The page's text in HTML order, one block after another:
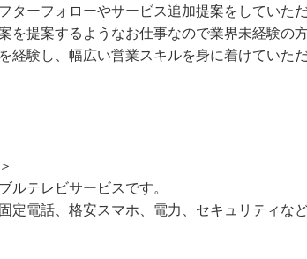
ターフォローやサービス追加提案をしていただ
を提案するようなお仕事なので業界未経験の
経験し、幅広い営業スキルを身に着けていただ
ルテレビサービスです。
定電話、格安スマホ、電力、セキュリティな